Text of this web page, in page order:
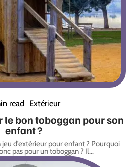
read Extérieur
le bon toboggan pour son
enfant ?
d’extérieur pour enfant ? Pourquoi
pas pour un toboggan ? Il…